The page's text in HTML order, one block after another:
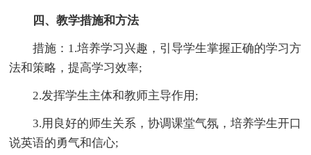
四、教学措施和方法
措施：1.培养学习兴趣，引导学生掌握正确的学习方
法和策略，提高学习效率;
2.发挥学生主体和教师主导作用;
3.用良好的师生关系，协调课堂气氛，培养学生开口
说英语的勇气和信心;